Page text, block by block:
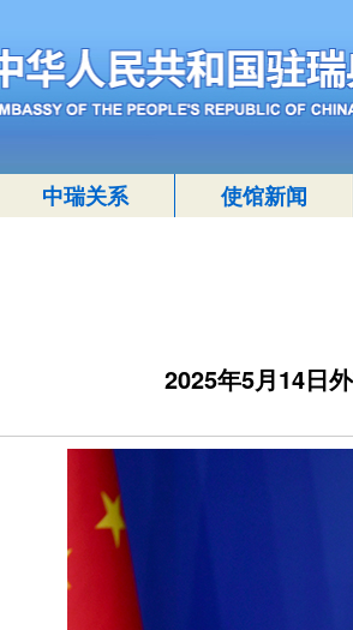
中瑞关系 使馆新闻
2025年5月14日